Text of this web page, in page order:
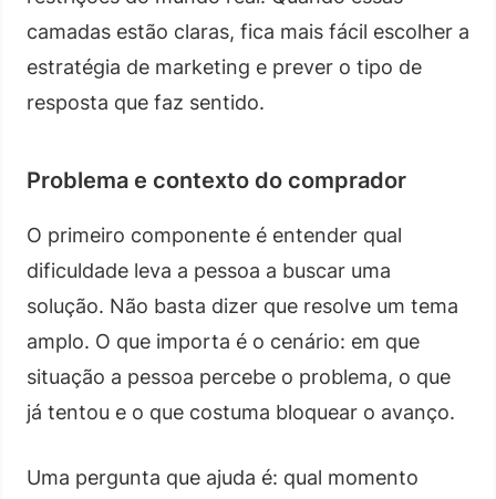
camadas estão claras, fica mais fácil escolher a
estratégia de marketing e prever o tipo de
resposta que faz sentido.
Problema e contexto do comprador
O primeiro componente é entender qual
dificuldade leva a pessoa a buscar uma
solução. Não basta dizer que resolve um tema
amplo. O que importa é o cenário: em que
situação a pessoa percebe o problema, o que
já tentou e o que costuma bloquear o avanço.
Uma pergunta que ajuda é: qual momento